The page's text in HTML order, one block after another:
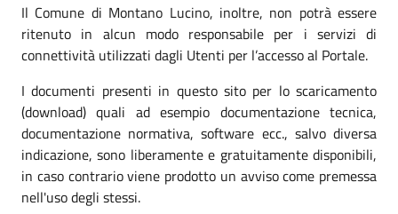
Il Comune di Montano Lucino, inoltre, non potrà essere
ritenuto in alcun modo responsabile per i servizi di
connettività utilizzati dagli Utenti per l’accesso al Portale.
I documenti presenti in questo sito per lo scaricamento
(download) quali ad esempio documentazione tecnica,
documentazione normativa, software ecc., salvo diversa
indicazione, sono liberamente e gratuitamente disponibili,
in caso contrario viene prodotto un avviso come premessa
nell'uso degli stessi.